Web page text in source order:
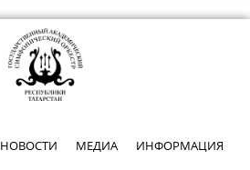
НОВОСТИ МЕДИА ИНФОРМАЦИЯ